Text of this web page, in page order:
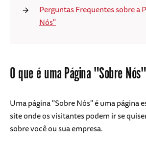
Perguntas Frequentes sobre a
Nós"
O que é uma Página "Sobre
Uma página "Sobre Nós" é uma página
site onde os visitantes podem ir se
sobre você ou sua empresa.